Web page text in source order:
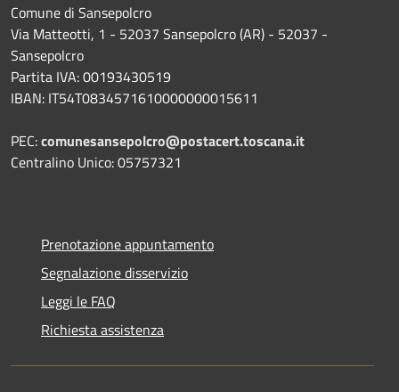
Comune di Sansepolcro
Via Matteotti, 1 - 52037 Sansepolcro (AR) - 52037 -
Sansepolcro
Partita IVA: 00193430519
IBAN: IT54T0834571610000000015611
PEC:comunesansepolcro@postacert.toscana.it
Centralino Unico: 05757321
Prenotazione appuntamento
Segnalazione disservizio
Leggi le FAQ
Richiesta assistenza